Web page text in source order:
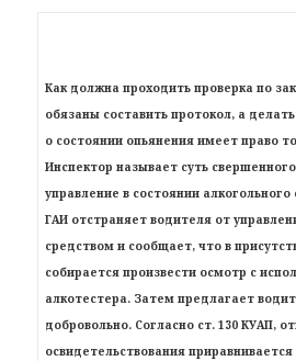
Как должна проходить проверка по
обязаны составить протокол, а
о состоянии опьянения имеет право
Инспектор называет суть
управление в состоянии
ГАИ отстраняет водителя от
средством и сообщает, что в
собирается произвести осмотр с
алкотестера. Затем предлагает
добровольно. Согласно ст. 130 КУАП,
освидетельствования